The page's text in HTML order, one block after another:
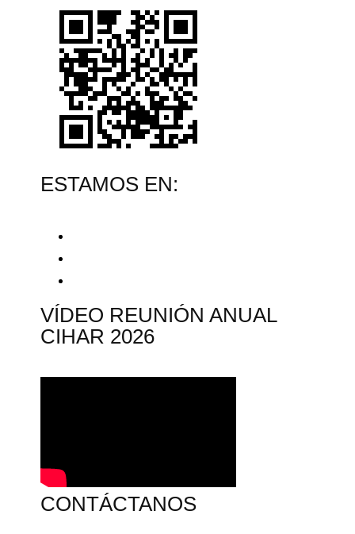
ESTAMOS EN:
VÍDEO REUNIÓN ANUAL
CIHAR 2026
CONTÁCTANOS